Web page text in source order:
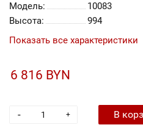
Модель:
10083
Высота:
994
Показать все характеристики
6 816 BYN
+
- В